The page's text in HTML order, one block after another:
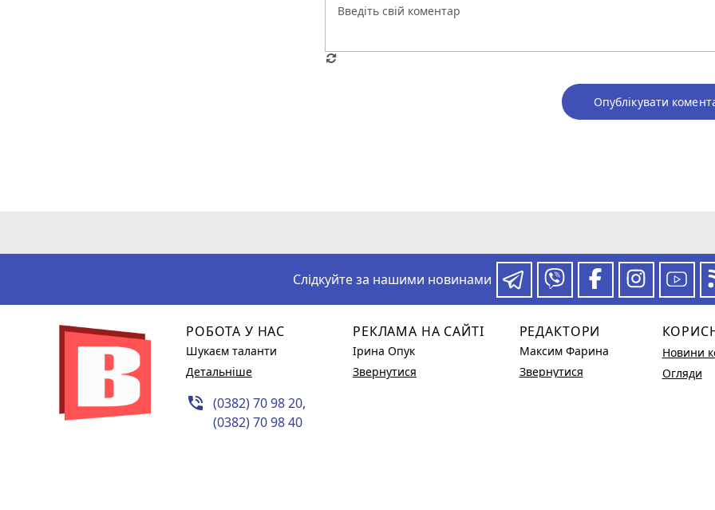
Опублікувати
Слідкуйте за нашими новинами
РОБОТА У НАС
Шукаєм таланти
Детальніше
phone_in_talk (0382) 70 98 20,
(0382) 70 98 40
РЕКЛАМА НА САЙТІ
Ірина Опук
Звернутися
РЕДАКТОРИ
Максим Фарина
Звернутися
Новини
Огляди